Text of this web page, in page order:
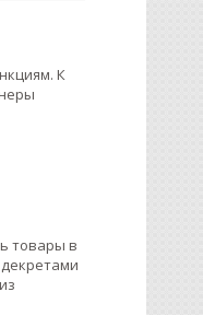
К
товары в